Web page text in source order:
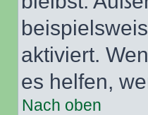
aktiviert.
es helfen,
Nach oben